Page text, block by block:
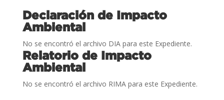
Declaración de Impacto
Ambiental
No se encontró el archivo DIA para este Expediente.
Relatorio de Impacto
Ambiental
No se encontró el archivo RIMA para este Expediente.